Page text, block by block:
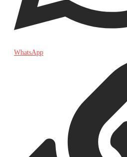
WhatsApp